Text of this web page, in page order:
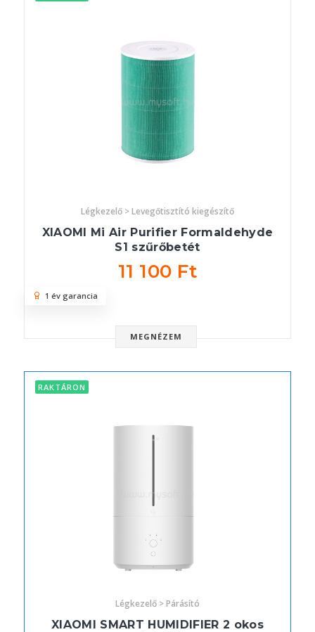
Légkezelő > Levegőtisztító kiegészítő
XIAOMI Mi Air Purifier Formaldehyde
S1 szűrőbetét
11 100 Ft
MEGNÉZEM
1 év garancia
RAKTÁRON
Légkezelő > Párásító
XIAOMI SMART HUMIDIFIER 2 okos